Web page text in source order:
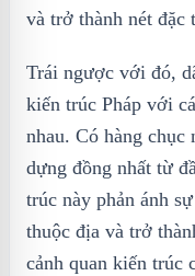
và trở thành nét đặc
Trái ngược với đó,
kiến trúc Pháp với
nhau. Có hàng
dựng đồng nhất từ
trúc này phản ánh
thuộc địa và trở
cảnh quan kiến trúc